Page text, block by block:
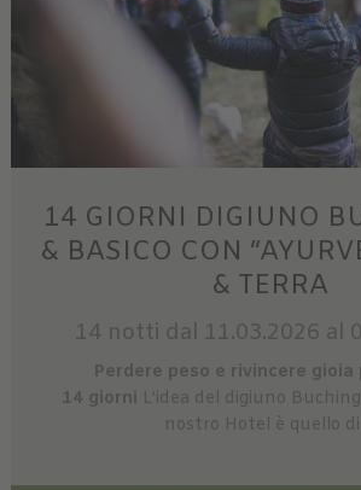
14 GIORNI DIGIUNO
& BASICO CON
& TERRA
14 notti dal 11.03.2026 al
Perdere peso e rivincere gioia
14 giorni L’idea del digiuno
nostro Hotel è quello di